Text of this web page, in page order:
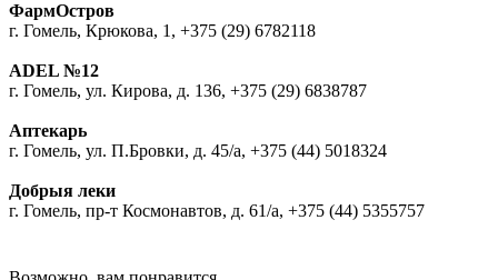
ФармОстров
г. Гомель, Крюкова, 1, +375 (29) 6782118
ADEL №12
г. Гомель, ул. Кирова, д. 136, +375 (29) 6838787
Аптекарь
г. Гомель, ул. П.Бровки, д. 45/а, +375 (44) 5018324
Добрыя леки
г. Гомель, пр-т Космонавтов, д. 61/а, +375 (44) 5355757